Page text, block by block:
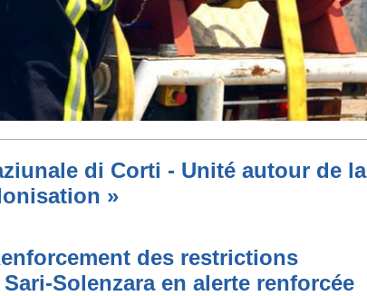
di Corti - Unité autour de la
»
des restrictions
Sari-Solenzara en alerte renforcée